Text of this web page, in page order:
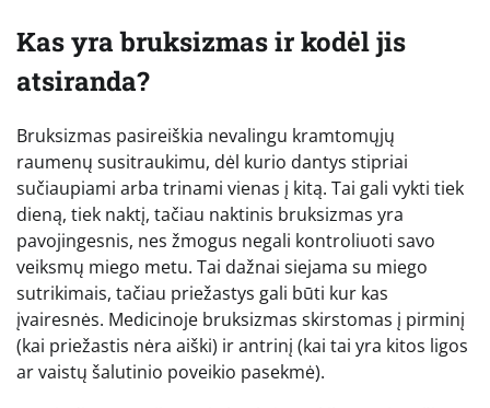
Kas yra bruksizmas ir kodėl jis
atsiranda?
Bruksizmas pasireiškia nevalingu kramtomųjų
raumenų susitraukimu, dėl kurio dantys stipriai
sučiaupiami arba trinami vienas į kitą. Tai gali vykti tiek
dieną, tiek naktį, tačiau naktinis bruksizmas yra
pavojingesnis, nes žmogus negali kontroliuoti savo
veiksmų miego metu. Tai dažnai siejama su miego
sutrikimais, tačiau priežastys gali būti kur kas
įvairesnės. Medicinoje bruksizmas skirstomas į pirminį
(kai priežastis nėra aiški) ir antrinį (kai tai yra kitos ligos
ar vaistų šalutinio poveikio pasekmė).